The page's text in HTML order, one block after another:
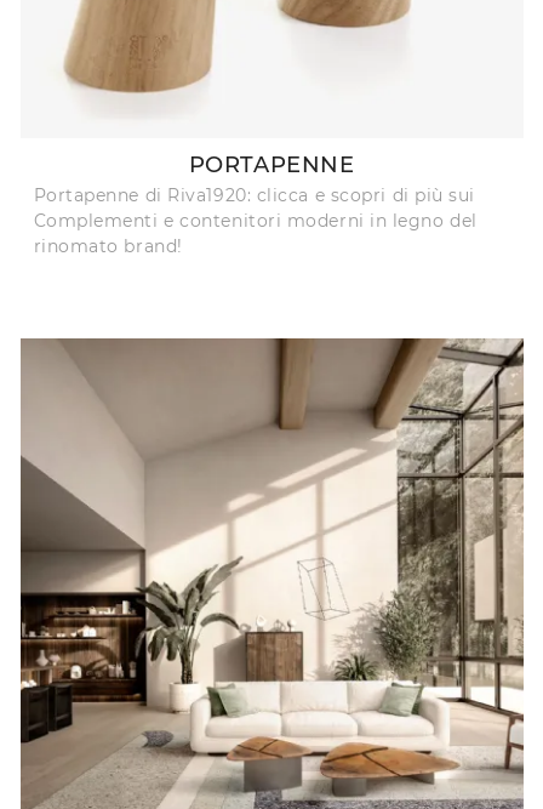
PORTAPENNE
Portapenne di Riva1920: clicca e scopri di più sui
Complementi e contenitori moderni in legno del
rinomato brand!